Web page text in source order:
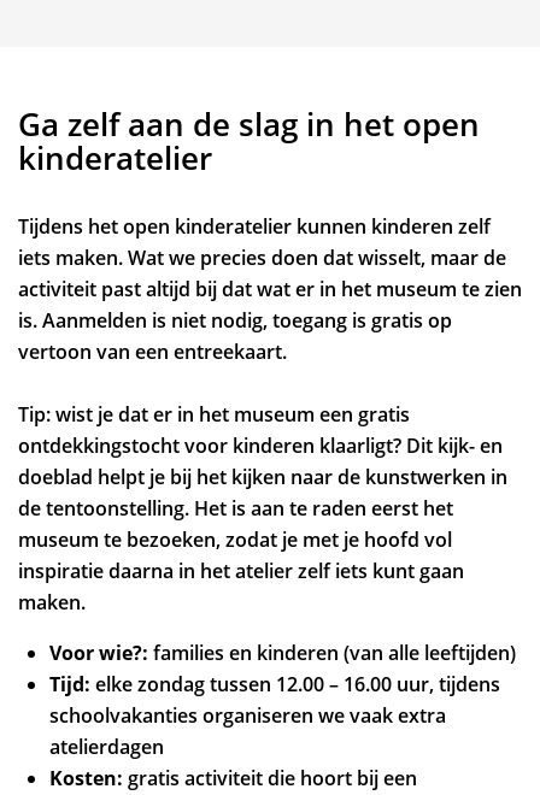
Ga zelf aan de slag in het open
kinderatelier
Tijdens het open kinderatelier kunnen kinderen zelf
iets maken. Wat we precies doen dat wisselt, maar de
activiteit past altijd bij dat wat er in het museum te zien
is. Aanmelden is niet nodig, toegang is gratis op
vertoon van een entreekaart.
Tip: wist je dat er in het museum een gratis
ontdekkingstocht voor kinderen klaarligt? Dit kijk- en
doeblad helpt je bij het kijken naar de kunstwerken in
de tentoonstelling. Het is aan te raden eerst het
museum te bezoeken, zodat je met je hoofd vol
inspiratie daarna in het atelier zelf iets kunt gaan
maken.
Voor wie?: families en kinderen (van alle leeftijden)
Tijd:elke zondag tussen 12.00 – 16.00 uur, tijdens
schoolvakanties organiseren we vaak extra
atelierdagen
Kosten: gratis activiteit die hoort bij een
Inzoomen